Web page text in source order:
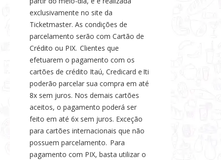
exclusivamente no site da
Ticketmaster. As condições de
parcelamento serão com Cartão de
Crédito ou PIX. Clientes que
efetuarem o pagamento com os
cartões de crédito Itaú, Credicard e Iti
poderão parcelar sua compra em até
8x sem juros. Nos demais cartões
aceitos, o pagamento poderá ser
feito em até 6x sem juros. Exceção
para cartões internacionais que não
possuem parcelamento. Para
pagamento com PIX, basta utilizar o